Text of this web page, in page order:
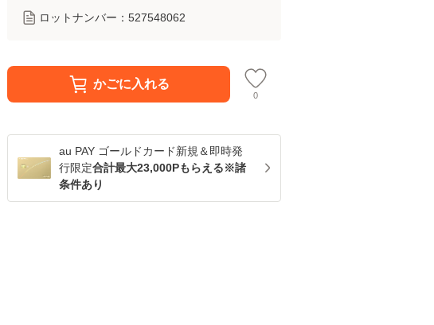
ロットナンバー： 527548062
かごに入れる
0
au PAY ゴールドカード新規＆即時発
行限定合計最大23,000Pもらえる※諸
条件あり